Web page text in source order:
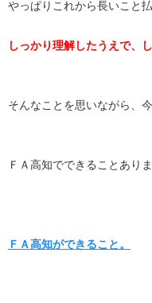
やっぱりこれから長いこと
しっかり理解したうえで、
そんなことを思いながら、
ＦＡ高知でできることあり
ＦＡ高知ができること。